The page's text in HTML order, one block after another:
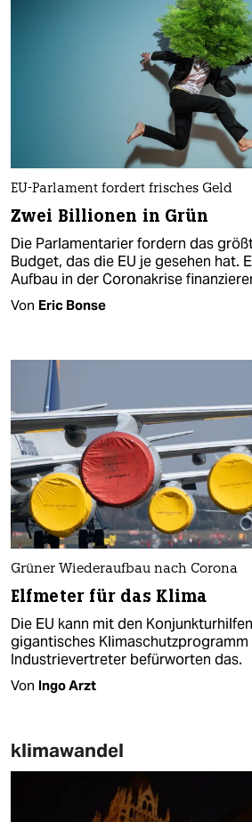
EU-Parlament fordert frisches Geld
Zwei Billionen in Grün
Die Parlamentarier fordern das
Budget, das die EU je gesehen hat.
Aufbau in der Coronakrise
Von Eric Bonse
Grüner Wiederaufbau nach Corona
Elfmeter für das Klima
Die EU kann mit den
gigantisches
Industrievertreter befürworten das.
Von Ingo Arzt
klimawandel